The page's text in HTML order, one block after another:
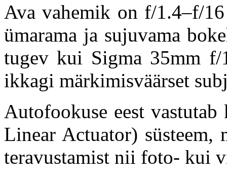
Ava vahemik on f/1.4–f/
ümarama ja sujuvama
tugev kui Sigma 35mm
ikkagi märkimisväärset
Autofookuse eest
Linear Actuator)
teravustamist nii foto- kui